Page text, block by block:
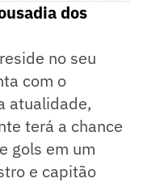
dos
no seu
com o
atualidade,
terá a chance
gols em um
e capitão